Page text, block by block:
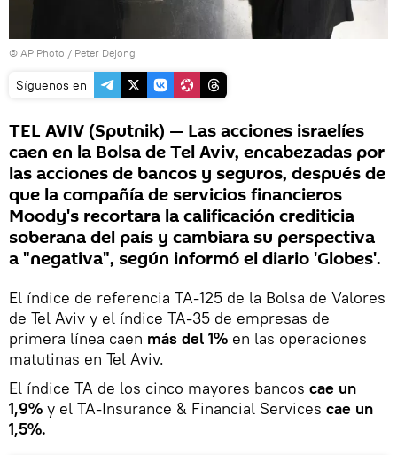
© AP Photo / Peter Dejong
Síguenos en
TEL AVIV (Sputnik) — Las acciones israelíes
caen en la Bolsa de Tel Aviv, encabezadas por
las acciones de bancos y seguros, después de
que la compañía de servicios financieros
Moody's recortara la calificación crediticia
soberana del país y cambiara su perspectiva
a "negativa", según informó el diario 'Globes'.
El índice de referencia TA-125 de la Bolsa de Valores
de Tel Aviv y el índice TA-35 de empresas de
primera línea caen más del 1% en las operaciones
matutinas en Tel Aviv.
El índice TA de los cinco mayores bancos cae un
1,9% y el TA-Insurance & Financial Services cae un
1,5%.